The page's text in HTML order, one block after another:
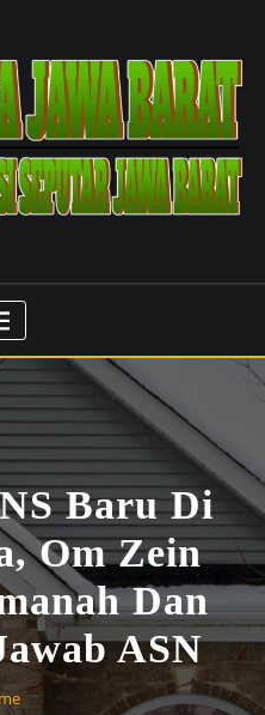
Baru Di
Om Zein
Dan
ASN